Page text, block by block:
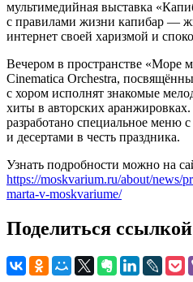
мультимедийная выставка
с правилами жизни капибар —
интернет своей харизмой и
Вечером в пространстве «Море
Cinematica Orchestra,
с хором исполнят знакомые
хиты в авторских
разработано специальное меню
и десертами в честь праздника.
Узнать подробности можно на
https://moskvarium.ru/about/news/
marta-v-moskvariume/
Поделиться ссылкой